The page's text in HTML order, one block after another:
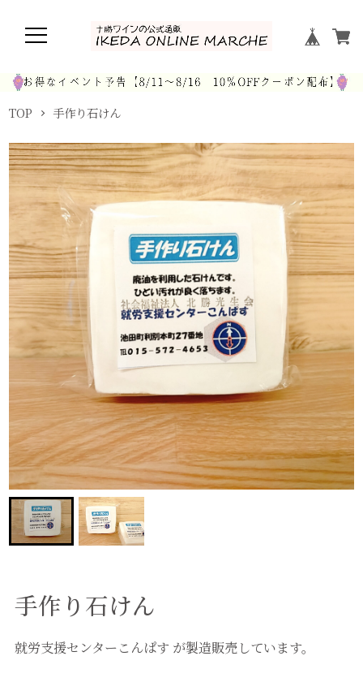
TOP 手作り石けん
手作り石けん
就労支援センターこんぱす が製造販売しています。